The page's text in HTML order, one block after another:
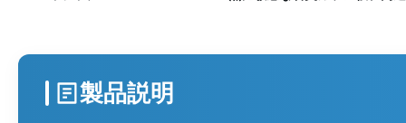
製品説明